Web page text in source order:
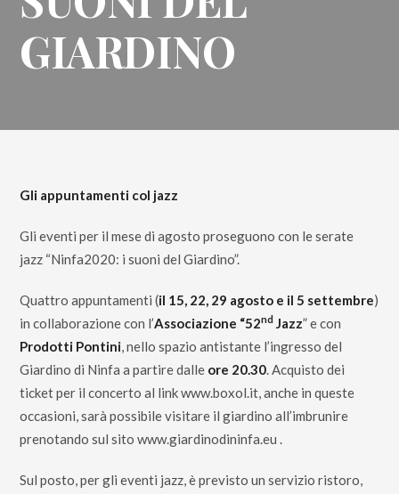
GIARDINO
Gli appuntamenti col jazz
Gli eventi per il mese di agosto proseguono con le serate
jazz “Ninfa2020: i suoni del Giardino”.
Quattro appuntamenti (il 15, 22, 29 agosto e il 5 settembre)
in collaborazione con l’Associazione “52nd Jazz” e con
Prodotti Pontini, nello spazio antistante l’ingresso del
Giardino di Ninfa a partire dalle ore 20.30. Acquisto dei
ticket per il concerto al linkwww.boxol.it, anche in queste
occasioni, sarà possibile visitare il giardino all’imbrunire
prenotando sul sitowww.giardinodininfa.eu .
Sul posto, per gli eventi jazz, è previsto un servizio ristoro,